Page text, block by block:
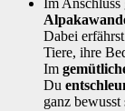
Im Anschluss
Dabei
Tiere, ihre
Im
Du
ganz bewusst